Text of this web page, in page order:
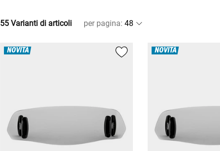
55 Varianti di articoli per pagina:
NOVITÀ NOVITÀ